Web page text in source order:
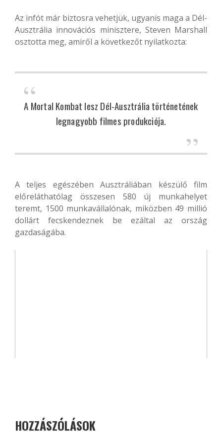
Az infót már biztosra vehetjük, ugyanis maga a Dél-
Ausztrália innovációs minisztere, Steven Marshall
osztotta meg, amiről a következőt nyilatkozta:
A Mortal Kombat lesz Dél-Ausztrália történetének
legnagyobb filmes produkciója.
A teljes egészében Ausztráliában készülő film
előreláthatólag összesen 580 új munkahelyet
teremt, 1500 munkavállalónak, miközben 49 millió
dollárt fecskendeznek be ezáltal az ország
gazdaságába.
HOZZÁSZÓLÁSOK